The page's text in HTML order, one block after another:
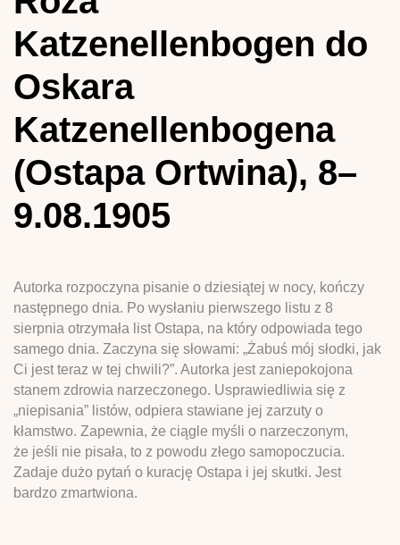
Katzenellenbogen do
Oskara
Katzenellenbogena
(Ostapa Ortwina), 8–
9.08.1905
Autorka rozpoczyna pisanie o dziesiątej w nocy, kończy
następnego dnia. Po wysłaniu pierwszego listu z 8
sierpnia otrzymała list Ostapa, na który odpowiada tego
samego dnia. Zaczyna się słowami: „Żabuś mój słodki, jak
Ci jest teraz w tej chwili?”. Autorka jest zaniepokojona
stanem zdrowia narzeczonego. Usprawiedliwia się z
„niepisania” listów, odpiera stawiane jej zarzuty o
kłamstwo. Zapewnia, że ciągle myśli o narzeczonym,
że jeśli nie pisała, to z powodu złego samopoczucia.
Zadaje dużo pytań o kurację Ostapa i jej skutki. Jest
bardzo zmartwiona.